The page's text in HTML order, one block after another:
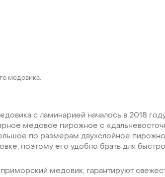
медовика.
с ламинарией началось в 2018
медовое пирожное с
по размерам двухслойное
поэтому его удобно брать для
медовик, гарантируют